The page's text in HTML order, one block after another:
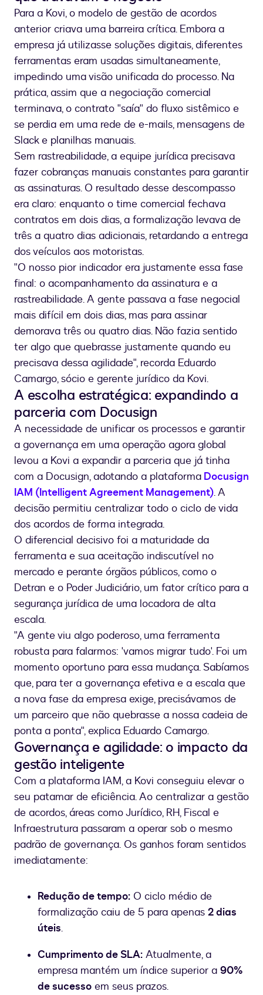
Para a Kovi, o modelo de gestão de acordos
anterior criava uma barreira crítica. Embora a
empresa já utilizasse soluções digitais, diferentes
ferramentas eram usadas simultaneamente,
impedindo uma visão unificada do processo. Na
prática, assim que a negociação comercial
terminava, o contrato "saía" do fluxo sistêmico e
se perdia em uma rede de e-mails, mensagens de
Slack e planilhas manuais.
Sem rastreabilidade, a equipe jurídica precisava
fazer cobranças manuais constantes para garantir
as assinaturas. O resultado desse descompasso
era claro: enquanto o time comercial fechava
contratos em dois dias, a formalização levava de
três a quatro dias adicionais, retardando a entrega
dos veículos aos motoristas.
"O nosso pior indicador era justamente essa fase
final: o acompanhamento da assinatura e a
rastreabilidade. A gente passava a fase negocial
mais difícil em dois dias, mas para assinar
demorava três ou quatro dias. Não fazia sentido
ter algo que quebrasse justamente quando eu
precisava dessa agilidade", recorda Eduardo
Camargo, sócio e gerente jurídico da Kovi.
A escolha estratégica: expandindo a
parceria com Docusign
A necessidade de unificar os processos e garantir
a governança em uma operação agora global
levou a Kovi a expandir a parceria que já tinha
com a Docusign, adotando a plataforma Docusign
IAM (Intelligent Agreement Management). A
decisão permitiu centralizar todo o ciclo de vida
dos acordos de forma integrada.
O diferencial decisivo foi a maturidade da
ferramenta e sua aceitação indiscutível no
mercado e perante órgãos públicos, como o
Detran e o Poder Judiciário, um fator crítico para a
segurança jurídica de uma locadora de alta
escala.
"A gente viu algo poderoso, uma ferramenta
robusta para falarmos: 'vamos migrar tudo'. Foi um
momento oportuno para essa mudança. Sabíamos
que, para ter a governança efetiva e a escala que
a nova fase da empresa exige, precisávamos de
um parceiro que não quebrasse a nossa cadeia de
ponta a ponta", explica Eduardo Camargo.
Governança e agilidade: o impacto da
gestão inteligente
Com a plataforma IAM, a Kovi conseguiu elevar o
seu patamar de eficiência. Ao centralizar a gestão
de acordos, áreas como Jurídico, RH, Fiscal e
Infraestrutura passaram a operar sob o mesmo
padrão de governança. Os ganhos foram sentidos
imediatamente:
Redução de tempo: O ciclo médio de
formalização caiu de 5 para apenas 2 dias
úteis.
Cumprimento de SLA: Atualmente, a
empresa mantém um índice superior a 90%
de sucesso em seus prazos.